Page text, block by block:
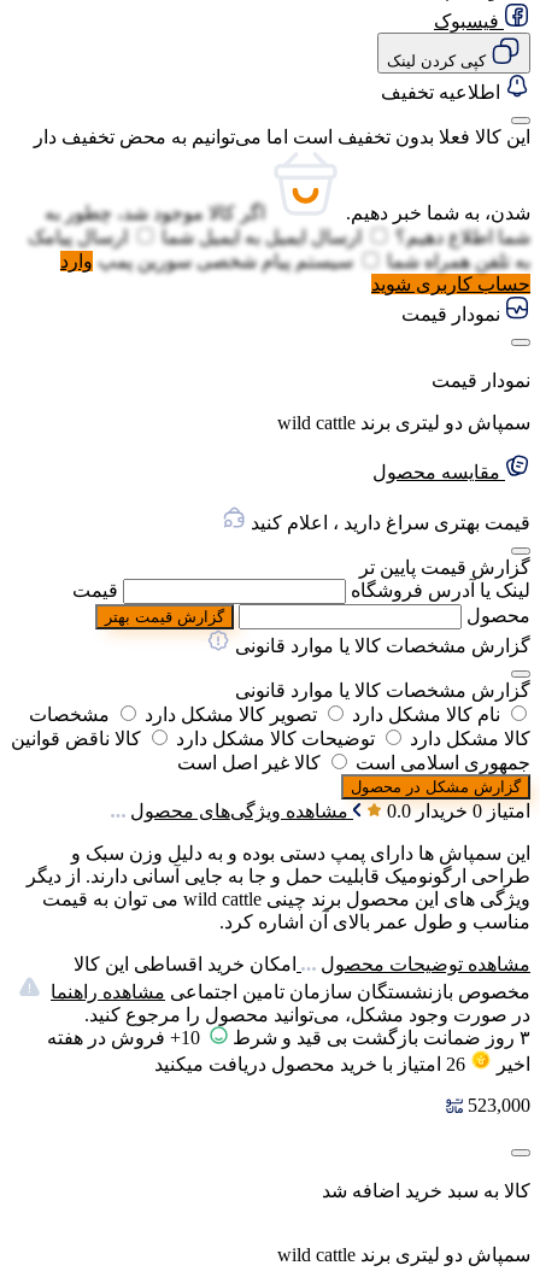
فیسبوک
کپی کردن لینک
اطلاعیه تخفیف
این کالا فعلا بدون تخفیف است اما می‌توانیم به محض تخفیف دار
شدن، به شما خبر دهیم.
اگر کالا موجود شد، چطور به
شما اطلاع دهیم؟
ارسال ایمیل به ایمیل شما
ارسال پیامک
به تلفن همراه شما سیستم پیام شخصی سورین پمپ وارد
حساب کاربری شوید
نمودار قیمت
نمودار قیمت
سمپاش دو لیتری برند wild cattle
مقایسه محصول
قیمت بهتری سراغ دارید ، اعلام کنید
گزارش قیمت پایین تر
لینک یا آدرس فروشگاه
قیمت
محصول
گزارش قیمت بهتر
گزارش مشخصات کالا یا موارد قانونی
گزارش مشخصات کالا یا موارد قانونی
نام کالا مشکل دارد
تصویر کالا مشکل دارد
مشخصات
کالا مشکل دارد
توضیحات کالا مشکل دارد
کالا ناقض قوانین
جمهوری اسلامی است
کالا غیر اصل است
گزارش مشکل در محصول
امتیاز 0 خریدار 0.0 مشاهده ویژگی‌های محصول
این سمپاش ها دارای پمپ دستی بوده و به دلیل وزن سبک و
طراحی ارگونومیک قابلیت حمل و جا به جایی آسانی دارند. از دیگر
ویژگی های این محصول برند چینی wild cattle می توان به قیمت
مناسب و طول عمر بالای آن اشاره کرد.
مشاهده توضیحات محصول
امکان خرید اقساطی این کالا
مخصوص بازنشستگان سازمان تامین اجتماعی مشاهده راهنما
در صورت وجود مشکل، می‌توانید محصول را مرجوع کنید.
۳ روز ضمانت بازگشت بی قید و شرط
10+ فروش در هفته
اخیر
26 امتیاز با خرید محصول دریافت میکنید
523,000
کالا به سبد خرید اضافه شد
سمپاش دو لیتری برند wild cattle